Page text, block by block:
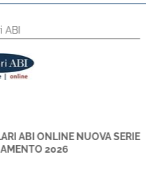
ABI
ABI ONLINE NUOVA SERIE
2026